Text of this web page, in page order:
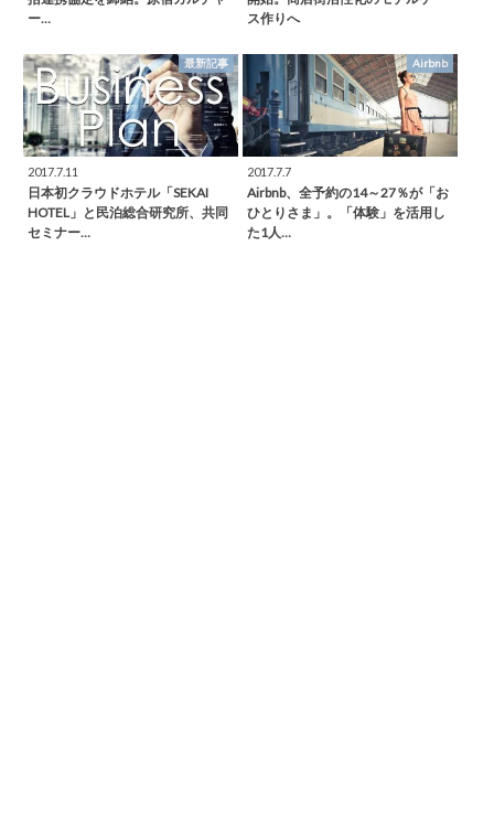
ー…
ス作りへ
最新記事
2017.7.11
日本初クラウドホテル「SEKAI
HOTEL」と民泊総合研究所、共同
セミナー…
Airbnb
2017.7.7
Airbnb、全予約の14～27％が「お
ひとりさま」。「体験」を活用し
た1人…